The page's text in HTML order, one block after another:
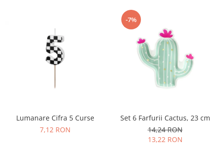
Lumanare Cifra 5 Curse
7,12 RON
-7%
Set 6 Farfurii Cactus, 23 cm
14,24 RON
13,22 RON